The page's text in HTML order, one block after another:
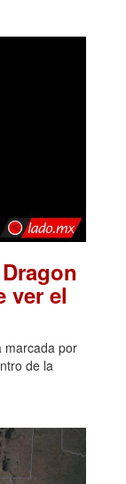
ver el
marcada por
de la